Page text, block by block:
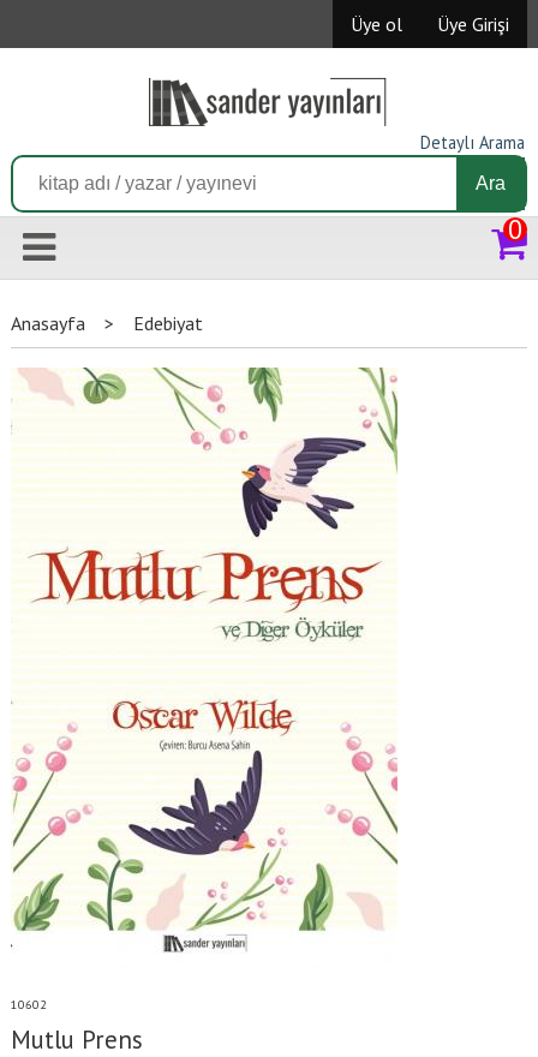
Üye ol Üye Girişi
Ara
Detaylı Arama
0
Anasayfa > Edebiyat
10602
Mutlu Prens